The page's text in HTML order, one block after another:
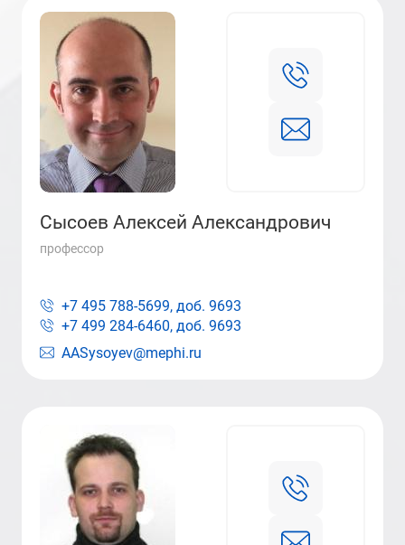
Сысоев Алексей Александрович
профессор
AASysoyev@mephi.ru
+7 495 788-5699, доб. 9693
+7 499 284-6460, доб. 9693